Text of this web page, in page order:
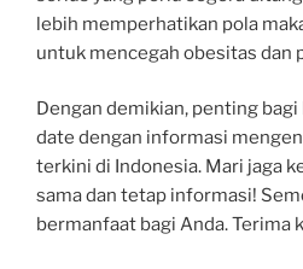
lebih memperhatikan pola
untuk mencegah obesitas dan
Dengan demikian, penting
date dengan informasi
terkini di Indonesia. Mari jaga
sama dan tetap informasi!
bermanfaat bagi Anda. Terima